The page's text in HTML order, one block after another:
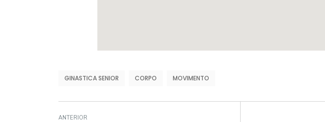
GINASTICA SENIOR CORPO MOVIMENTO
ANTERIOR